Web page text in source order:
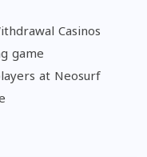
Casinos
game
at Neosurf